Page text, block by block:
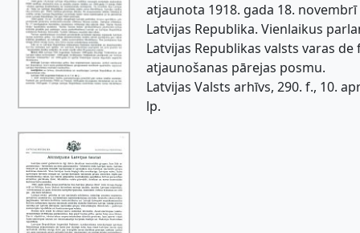
atjaunota 1918. gada 18.
Latvijas Republika. Vienlaikus
Latvijas Republikas valsts varas de
atjaunošanas pārejas posmu.
Latvijas Valsts arhīvs, 290. f., 10.
lp.